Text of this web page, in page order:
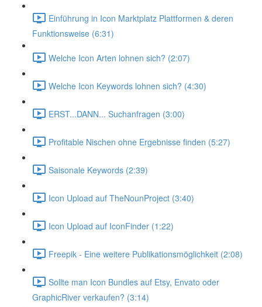
Einführung in Icon Marktplatz Plattformen & deren
Funktionsweise (6:31)
Welche Icon Arten lohnen sich? (2:07)
Welche Icon Keywords lohnen sich? (4:30)
ERST...DANN... Suchanfragen (3:00)
Profitable Nischen ohne Ergebnisse finden (5:27)
Saisonale Keywords (2:39)
Icon Upload auf TheNounProject (3:40)
Icon Upload auf IconFinder (1:22)
Freepik - Eine weitere Publikationsmöglichkeit (2:08)
Sollte man Icon Bundles auf Etsy, Envato oder
GraphicRiver verkaufen? (3:14)